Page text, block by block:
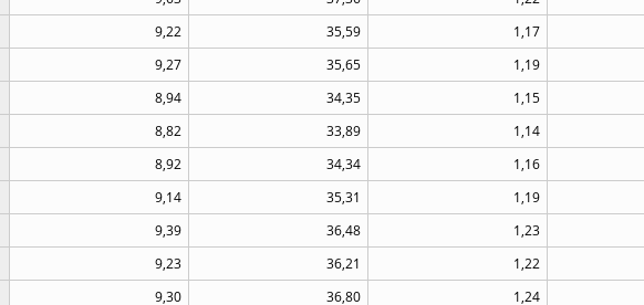
9,22 35,59 1,17
9,27 35,65 1,19
8,94 34,35 1,15
8,82 33,89 1,14
8,92 34,34 1,16
9,14 35,31 1,19
9,39 36,48 1,23
9,23 36,21 1,22
9,30 36,80 1,24